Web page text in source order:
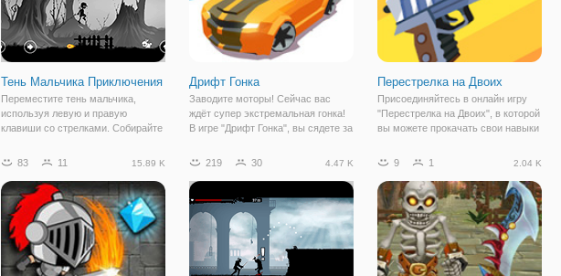
Тень Мальчика Приключения
Переместите тень мальчика,
используя левую и правую
клавиши со стрелками. Собирайте
сердитые кролики, огненный шар,
далеко вы можете получить в тени
Земли?
Дрифт Гонка
Заводите моторы! Сейчас вас
ждёт супер экстремальная гонка!
В игре "Дрифт Гонка", вы сядете за
станете самым крутым гонщиком
шестнадцать уровней. Чтобы
пройти
Перестрелка на Двоих
Присоединяйтесь в онлайн игру
"Перестрелка на Двоих", в которой
вы можете прокачать свои навыки
поле будут появляться бутылки, в
прицельтесь просто при
83 11 15.89 K 219 30 4.47 K 9 1 2.04 K